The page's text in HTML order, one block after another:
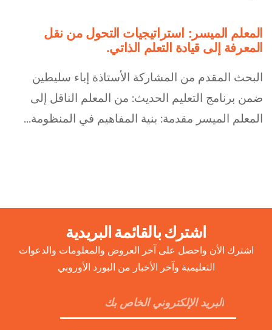
المعلم الميسر: استراتيجيات التحول من نقل
المعرفة إلى قيادة التعلم الذاتي.
البحث المقدم من المشاركة الأستاذة إباء سليطين
ضمن برنامج التعليم الحديث: من المعلم الناقل إلى
المعلم الميسر مقدمة: بنية المفاهيم في المنظومة...
اشترك بالقائمة البريدية
اشترك الأن واحصل على آخر العروض والمعلومات والدعوات
التعليمية وآخر الأخبار من البورد الأوروبي